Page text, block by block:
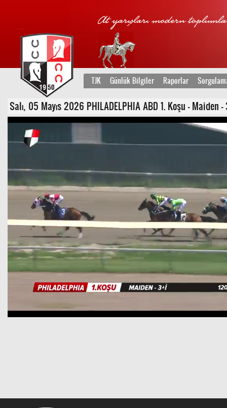
TJK Günlük Bilgiler Raporlar
Salı, 05 Mayıs 2026 PHILADELPHIA ABD 1. Koşu - Maiden